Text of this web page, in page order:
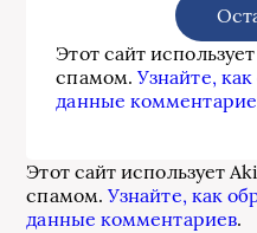
Этот сайт
спамом.Узнайте,
данные
Этот сайт использует
спамом.Узнайте, как
данные комментариев.